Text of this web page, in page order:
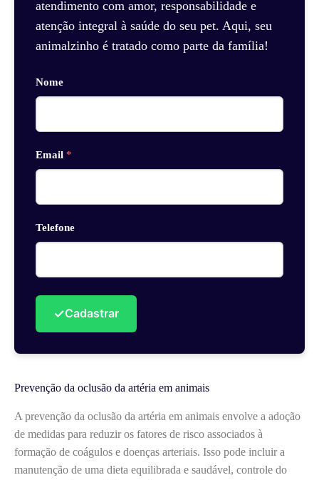
atendimento com amor, responsabilidade e
atenção integral à saúde do seu pet. Aqui, seu
animalzinho é tratado como parte da família!
Nome
Email *
Telefone
✓Cadastrar
Prevenção da oclusão da artéria em animais
A prevenção da oclusão da artéria em animais envolve a adoção
de medidas para reduzir os fatores de risco associados à
formação de coágulos e doenças arteriais. Isso pode incluir a
manutenção de uma dieta equilibrada e saudável, controle do